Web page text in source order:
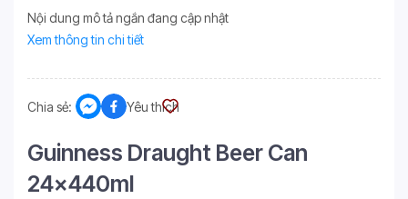
Nội dung mô tả ngắn đang cập nhật
Xem thông tin chi tiết
Chia sẻ: Yêu thích
Guinness Draught Beer Can
24x440ml